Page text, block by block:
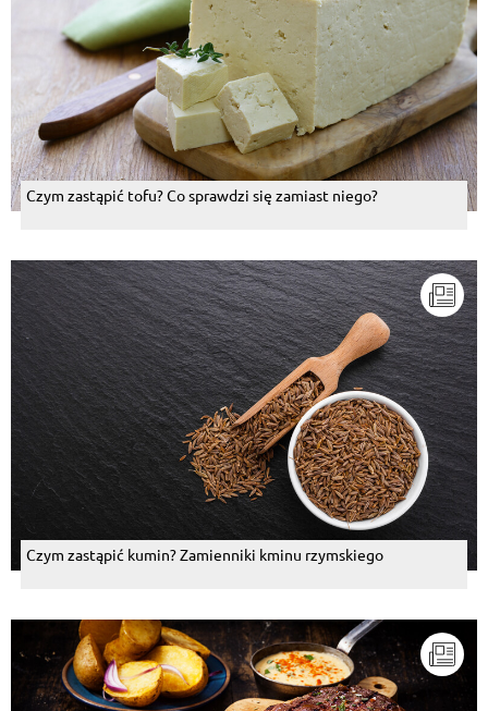
Czym zastąpić tofu? Co sprawdzi się zamiast niego?
Czym zastąpić kumin? Zamienniki kminu rzymskiego